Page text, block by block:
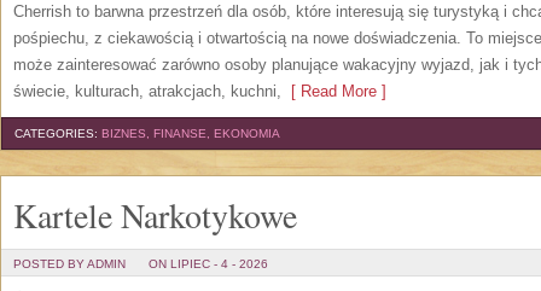
Cherrish to barwna przestrzeń dla osób, które interesują się turystyką i
pośpiechu, z ciekawością i otwartością na nowe doświadczenia. To
może zainteresować zarówno osoby planujące wakacyjny wyjazd, jak i
świecie, kulturach, atrakcjach, kuchni, [ Read More ]
CATEGORIES: BIZNES, FINANSE, EKONOMIA
Kartele Narkotykowe
POSTED BY ADMIN ON LIPIEC - 4 - 2026